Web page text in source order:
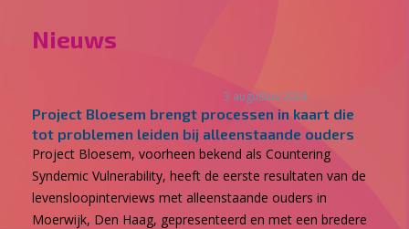
Nieuws
3 augustus 2024
Project Bloesem brengt processen in kaart die
tot problemen leiden bij alleenstaande ouders
Project Bloesem, voorheen bekend als Countering
Syndemic Vulnerability, heeft de eerste resultaten van de
levensloopinterviews met alleenstaande ouders in
Moerwijk, Den Haag, gepresenteerd en met een bredere